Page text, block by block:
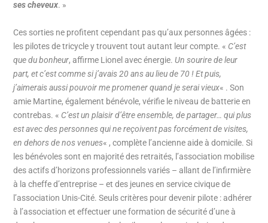
ses cheveux. »
Ces sorties ne profitent cependant pas qu’aux personnes âgées :
les pilotes de tricycle y trouvent tout autant leur compte. « C’est
que du bonheur, affirme Lionel avec énergie.Un sourire de leur
part, et c’est comme si j’avais 20 ans au lieu de 70 ! Et puis,
j’aimerais aussi pouvoir me promener quand je serai vieux« . Son
amie Martine, également bénévole, vérifie le niveau de batterie en
contrebas. « C’est un plaisir d’être ensemble, de partager… qui plus
est avec des personnes qui ne reçoivent pas forcément de visites,
en dehors de nos venues« , complète l’ancienne aide à domicile. Si
les bénévoles sont en majorité des retraités, l’association mobilise
des actifs d’horizons professionnels variés – allant de l’infirmière
à la cheffe d’entreprise – et des jeunes en service civique de
l’association Unis-Cité. Seuls critères pour devenir pilote : adhérer
à l’association et effectuer une formation de sécurité d’une à